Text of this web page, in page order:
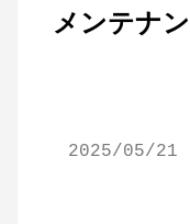
メンテナ
2025/05/21